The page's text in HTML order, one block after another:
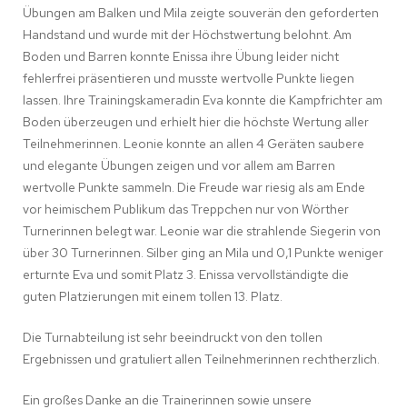
Übungen am Balken und Mila zeigte souverän den geforderten
Handstand und wurde mit der Höchstwertung belohnt. Am
Boden und Barren konnte Enissa ihre Übung leider nicht
fehlerfrei präsentieren und musste wertvolle Punkte liegen
lassen. Ihre Trainingskameradin Eva konnte die Kampfrichter am
Boden überzeugen und erhielt hier die höchste Wertung aller
Teilnehmerinnen. Leonie konnte an allen 4 Geräten saubere
und elegante Übungen zeigen und vor allem am Barren
wertvolle Punkte sammeln. Die Freude war riesig als am Ende
vor heimischem Publikum das Treppchen nur von Wörther
Turnerinnen belegt war. Leonie war die strahlende Siegerin von
über 30 Turnerinnen. Silber ging an Mila und 0,1 Punkte weniger
erturnte Eva und somit Platz 3. Enissa vervollständigte die
guten Platzierungen mit einem tollen 13. Platz.
Die Turnabteilung ist sehr beeindruckt von den tollen
Ergebnissen und gratuliert allen Teilnehmerinnen rechtherzlich.
Ein großes Danke an die Trainerinnen sowie unsere